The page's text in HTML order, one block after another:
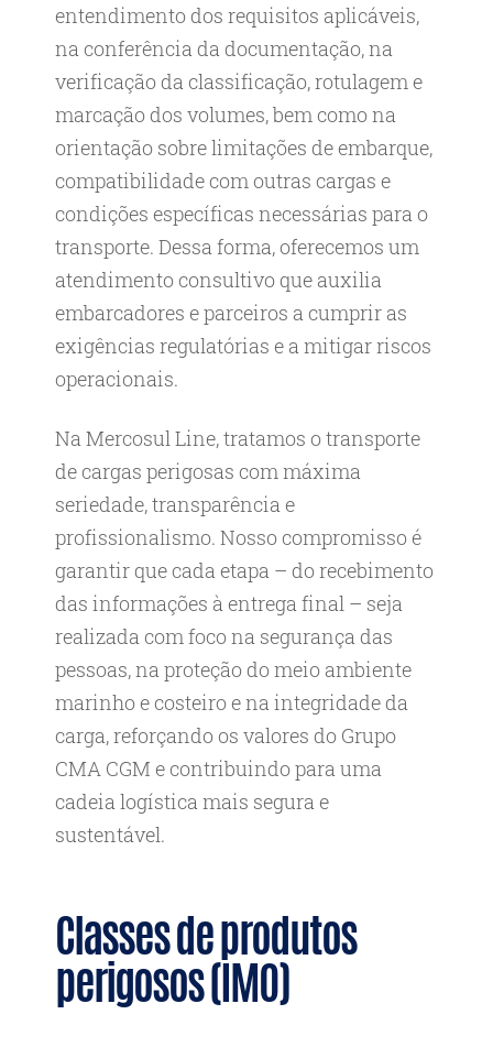
entendimento dos requisitos aplicáveis,
na conferência da documentação, na
verificação da classificação, rotulagem e
marcação dos volumes, bem como na
orientação sobre limitações de embarque,
compatibilidade com outras cargas e
condições específicas necessárias para o
transporte. Dessa forma, oferecemos um
atendimento consultivo que auxilia
embarcadores e parceiros a cumprir as
exigências regulatórias e a mitigar riscos
operacionais.
Na Mercosul Line, tratamos o transporte
de cargas perigosas com máxima
seriedade, transparência e
profissionalismo. Nosso compromisso é
garantir que cada etapa – do recebimento
das informações à entrega final – seja
realizada com foco na segurança das
pessoas, na proteção do meio ambiente
marinho e costeiro e na integridade da
carga, reforçando os valores do Grupo
CMA CGM e contribuindo para uma
cadeia logística mais segura e
sustentável.
Classes de produtos
perigosos (IMO)